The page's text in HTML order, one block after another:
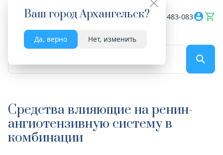
Ваш городАрхангельск?
Да, верно Нет, изменить
Весь сайт 8182 483-083
Средства влияющие на ренин-
ангиотензивную систему в
комбинации